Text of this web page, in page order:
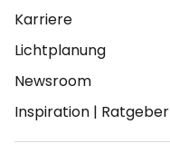
Karriere
Lichtplanung
Newsroom
Inspiration | Ratgeber